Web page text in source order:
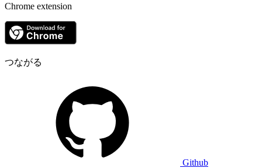
Chrome extension
つながる
Github